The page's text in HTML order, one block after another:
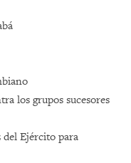
los grupos sucesores
del Ejército para